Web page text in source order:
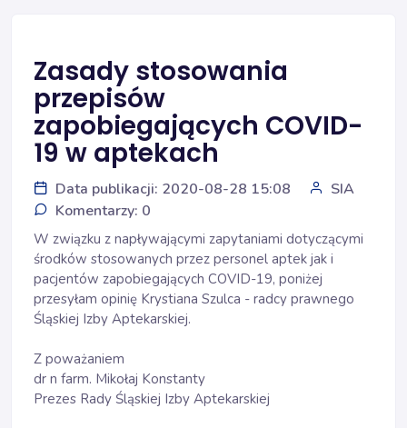
Zasady stosowania
przepisów
zapobiegających COVID-
19 w aptekach
Data publikacji: 2020-08-28 15:08
SIA
Komentarzy: 0
W związku z napływającymi zapytaniami dotyczącymi
środków stosowanych przez personel aptek jak i
pacjentów zapobiegających COVID-19, poniżej
przesyłam opinię Krystiana Szulca - radcy prawnego
Śląskiej Izby Aptekarskiej.
Z poważaniem
dr n farm. Mikołaj Konstanty
Prezes Rady Śląskiej Izby Aptekarskiej